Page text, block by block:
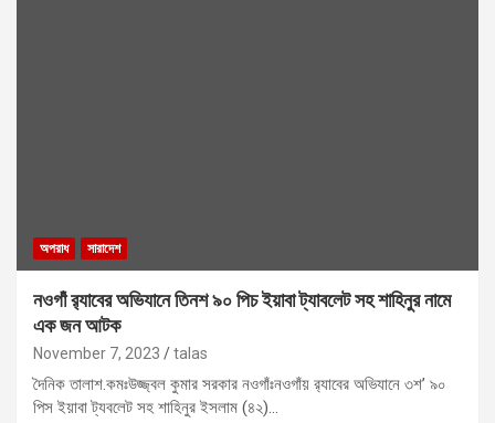
অপরাধ সারাদেশ
নওগাঁ র‍্যাবের অভিযানে তিনশ ৯০ পিচ ইয়াবা ট্যাবলেট সহ শাহিনুর নামে
এক জন আটক
November 7, 2023 talas
দৈনিক তালাশ.কমঃউজ্জ্বল কুমার সরকার নওগাঁঃনওগাঁয় র‌্যাবের অভিযানে ৩শ’ ৯০
পিস ইয়াবা ট্যবলেট সহ শাহিনুর ইসলাম (৪২)…